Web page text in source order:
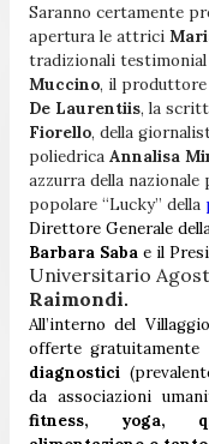
Saranno certamente
apertura le attrici
tradizionali testimonial
Muccino, il produttore
De Laurentiis, la
Fiorello, della
poliedrica Annalisa
azzurra della
popolare “Lucky” della
Direttore Generale
Barbara Saba e il
Universitario
Raimondi.
All’interno del
offerte gratuitamente
diagnostici
da associazioni
fitness, yoga,